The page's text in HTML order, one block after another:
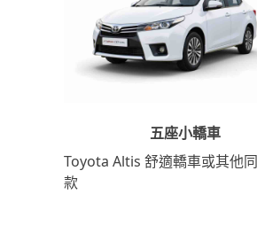
五座小轎車
Toyota Altis 舒適轎車或其他
款